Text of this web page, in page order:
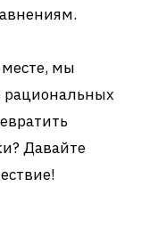
месте, мы
рациональных
Давайте